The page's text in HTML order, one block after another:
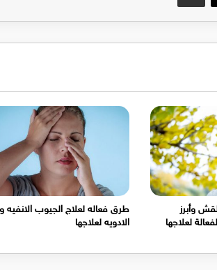
وأبرز
لعلاجها
طرق فعاله لعلاج الجيوب
الادويه لعلاجها